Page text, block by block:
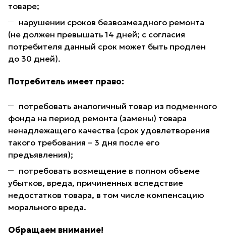
товаре;
нарушении сроков безвозмездного ремонта
(не должен превышать 14 дней; с согласия
потребителя данный срок может быть продлен
до 30 дней).
Потребитель имеет право:
потребовать аналогичный товар из подменного
фонда на период ремонта (замены) товара
ненадлежащего качества (срок удовлетворения
такого требования – 3 дня после его
предъявления);
потребовать возмещение в полном объеме
убытков, вреда, причиненных вследствие
недостатков товара, в том числе компенсацию
морального вреда.
Обращаем внимание!